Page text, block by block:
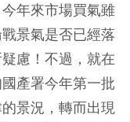
年來市場買氣雖
景氣是否已經落
慮！不過，就在
產署今年第一批
景況，轉而出現